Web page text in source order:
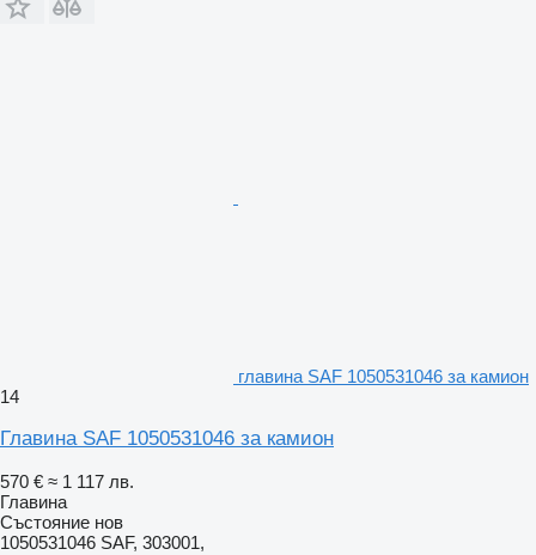
главина SAF 1050531046 за камион
14
Главина SAF 1050531046 за камион
570 € ≈ 1 117 лв.
Главина
Състояние нов
1050531046 SAF, 303001,